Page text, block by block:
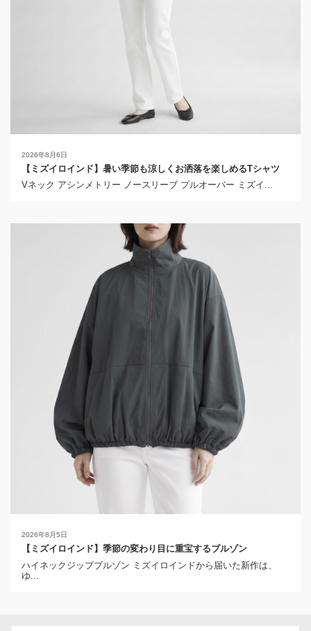
2026年8月6日
【ミズイロインド】暑い季節も涼しくお洒落を楽しめるTシャツ
Vネック アシンメトリー ノースリーブ プルオーバー ミズイ...
2026年8月5日
【ミズイロインド】季節の変わり目に重宝するブルゾン
ハイネックジップブルゾン ミズイロインドから届いた新作は、
ゆ...